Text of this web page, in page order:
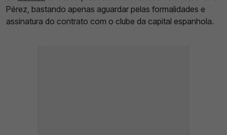
Pérez, bastando apenas aguardar pelas formalidades e
assinatura do contrato com o clube da capital espanhola.